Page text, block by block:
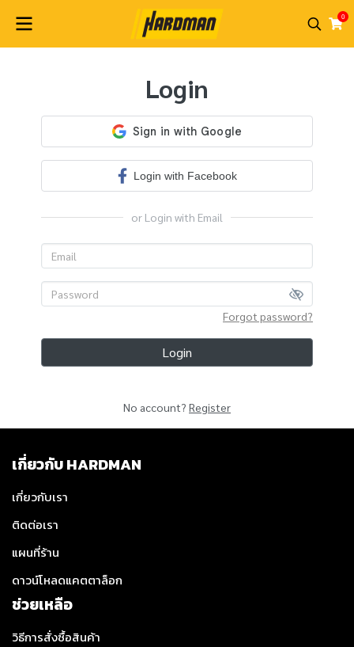
0
Login
Login with Facebook
or Login with Email
Forgot password?
Login
No account? Register
เกี่ยวกับ HARDMAN
เกี่ยวกับเรา
ติดต่อเรา
แผนที่ร้าน
ดาวน์โหลดแคตตาล็อก
ช่วยเหลือ
วิธีการสั่งซื้อสินค้า